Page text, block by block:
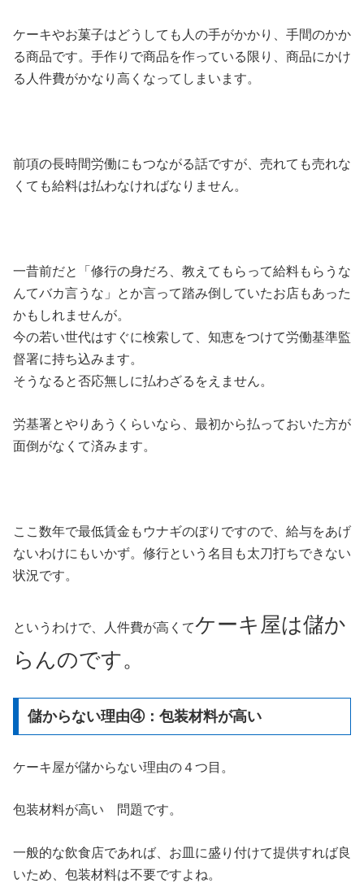
ケーキやお菓子はどうしても人の手がかかり、手間のかか
る商品です。手作りで商品を作っている限り、商品にかけ
る人件費がかなり高くなってしまいます。
前項の長時間労働にもつながる話ですが、売れても売れな
くても給料は払わなければなりません。
一昔前だと「修行の身だろ、教えてもらって給料もらうな
んてバカ言うな」とか言って踏み倒していたお店もあった
かもしれませんが。
今の若い世代はすぐに検索して、知恵をつけて労働基準監
督署に持ち込みます。
そうなると否応無しに払わざるをえません。
労基署とやりあうくらいなら、最初から払っておいた方が
面倒がなくて済みます。
ここ数年で最低賃金もウナギのぼりですので、給与をあげ
ないわけにもいかず。修行という名目も太刀打ちできない
状況です。
というわけで、人件費が高くてケーキ屋は儲か
らんのです。
儲からない理由④：包装材料が高い
ケーキ屋が儲からない理由の４つ目。
包装材料が高い 問題です。
一般的な飲食店であれば、お皿に盛り付けて提供すれば良
いため、包装材料は不要ですよね。